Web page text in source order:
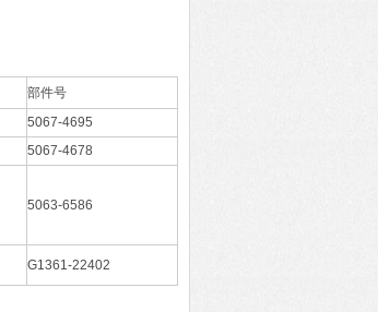
部件号
5067-4695
5067-4678
5063-6586
G1361-22402